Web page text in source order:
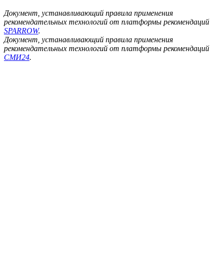
Документ, устанавливающий правила применения
рекомендательных технологий от платформы рекомендаций
SPARROW.
Документ, устанавливающий правила применения
рекомендательных технологий от платформы рекомендаций
СМИ24.